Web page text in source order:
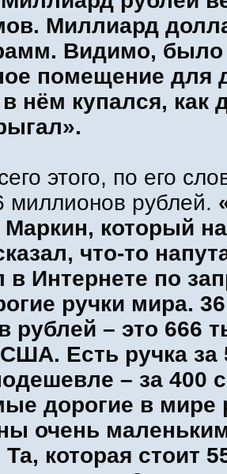
Миллиард
Видимо, было
помещение для
нём купался, как
этого, по его
миллионов рублей.
который
что-то
в Интернете по
ручки мира. 36
рублей – это 666
Есть ручка за
– за 400
дорогие в мире
очень
которая стоит